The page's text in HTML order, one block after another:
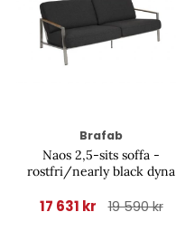
Brafab
Naos 2,5-sits soffa -
rostfri/nearly black dyna
17 631 kr 19 590 kr